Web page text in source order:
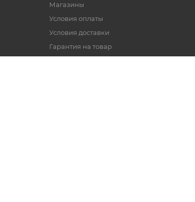
Магазины
Условия оплаты
Условия доставки
Гарантия на товар